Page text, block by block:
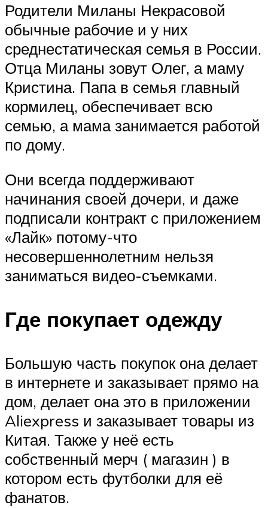
Родители Миланы Некрасовой
обычные рабочие и у них
среднестатическая семья в России.
Отца Миланы зовут Олег, а маму
Кристина. Папа в семья главный
кормилец, обеспечивает всю
семью, а мама занимается работой
по дому.
Они всегда поддерживают
начинания своей дочери, и даже
подписали контракт с приложением
«Лайк» потому-что
несовершеннолетним нельзя
заниматься видео-съемками.
Где покупает одежду
Большую часть покупок она делает
в интернете и заказывает прямо на
дом, делает она это в приложении
Aliexpress и заказывает товары из
Китая. Также у неё есть
собственный мерч ( магазин ) в
котором есть футболки для её
фанатов.